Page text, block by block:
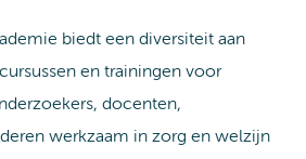
biedt een diversiteit aan
en trainingen voor
docenten,
werkzaam in zorg en welzijn